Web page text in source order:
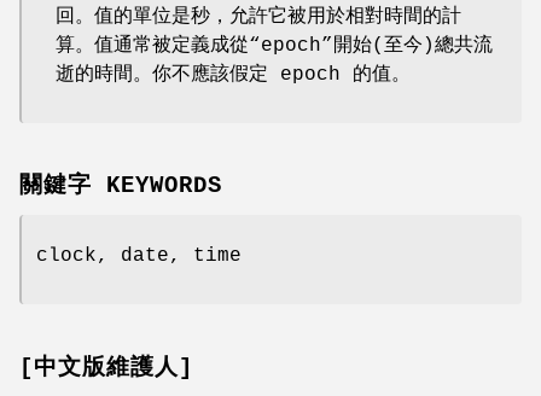
回。值的單位是秒，允許它被用於相對時間的計
算。值通常被定義成從“epoch”開始(至今)總共流
逝的時間。你不應該假定 epoch 的值。
關鍵字 KEYWORDS
clock, date, time
[中文版維護人]